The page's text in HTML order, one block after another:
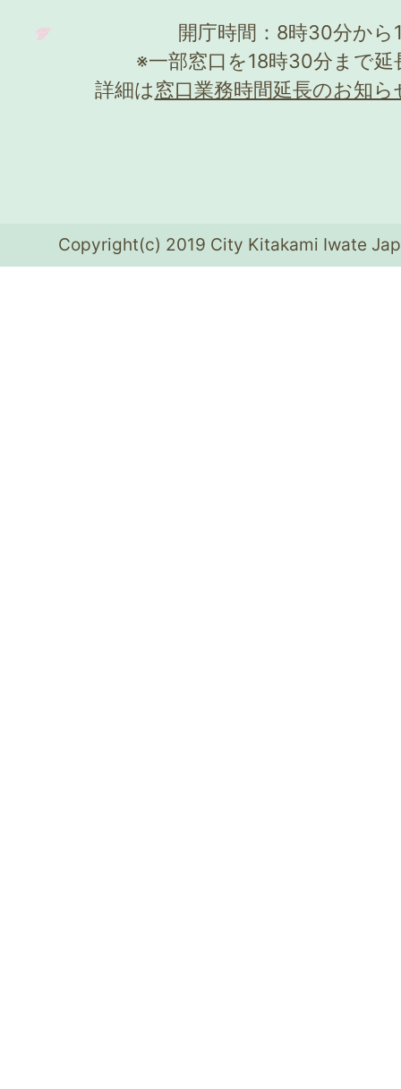
開庁時間：8時30分か
※一部窓口を18時30分まで
詳細は窓口業務時間延長のお知ら
Copyright(c) 2019 City Kitakami Iwate